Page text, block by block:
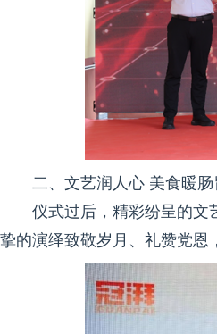
二、文艺润人心 美食暖肠
仪式过后，精彩纷呈的文
挚的演绎致敬岁月、礼赞党恩